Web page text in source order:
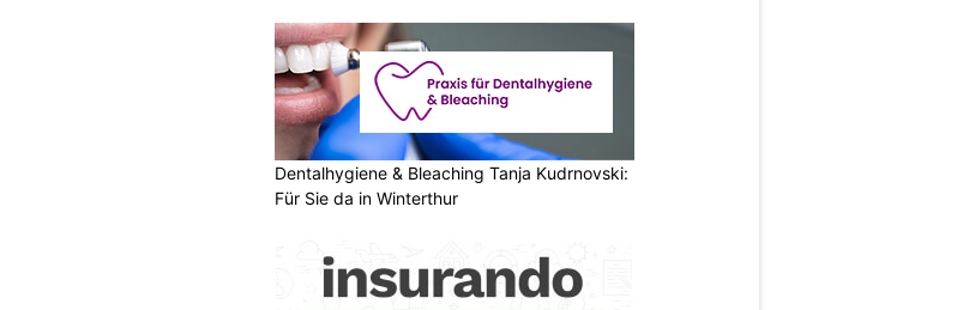
Dentalhygiene & Bleaching Tanja Kudrnovski:
Für Sie da in Winterthur